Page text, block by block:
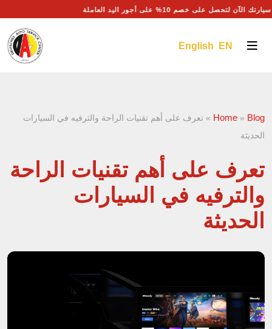
سيارتك الآن لتحصل على خصم 10% على أجور اليد العاملة
English EN
Home » Blog
» تعرف على أهم تقنيات الراحة والترفيه في السيارات
الحديثة
تعرف على أهم تقنيات الراحة
والترفيه في السيارات
الحديثة